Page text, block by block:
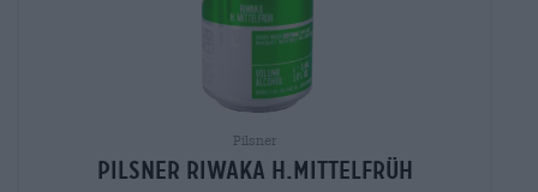
Pilsner
Pilsner riwaka h.mittelfrüh